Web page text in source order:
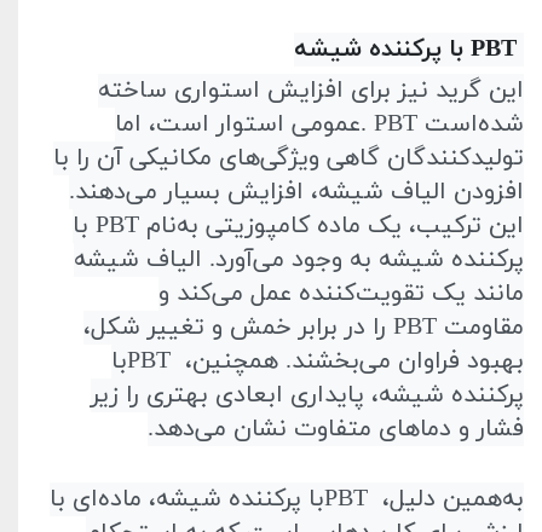
PBT با پرکننده شیشه
این گرید نیز برای افزایش استواری ساخته
شده‌است . PBTعمومی استوار است، اما
تولیدکنندگان گاهی ویژگی‌های مکانیکی آن را با
افزودن الیاف شیشه، افزایش بسیار می‌دهند.
این ترکیب، یک ماده کامپوزیتی به‌نام PBT با
پرکننده شیشه به وجود می‌آورد. الیاف شیشه
مانند یک تقویت‌کننده عمل می‌کند و
مقاومت PBT را در برابر خمش و تغییر شکل،
بهبود فراوان می‌بخشند. همچنین، PBTبا
پرکننده شیشه، پایداری ابعادی بهتری را زیر
فشار و دماهای متفاوت نشان می‌دهد.
به‌همین دلیل، PBTبا پرکننده شیشه، ماده‌ای با